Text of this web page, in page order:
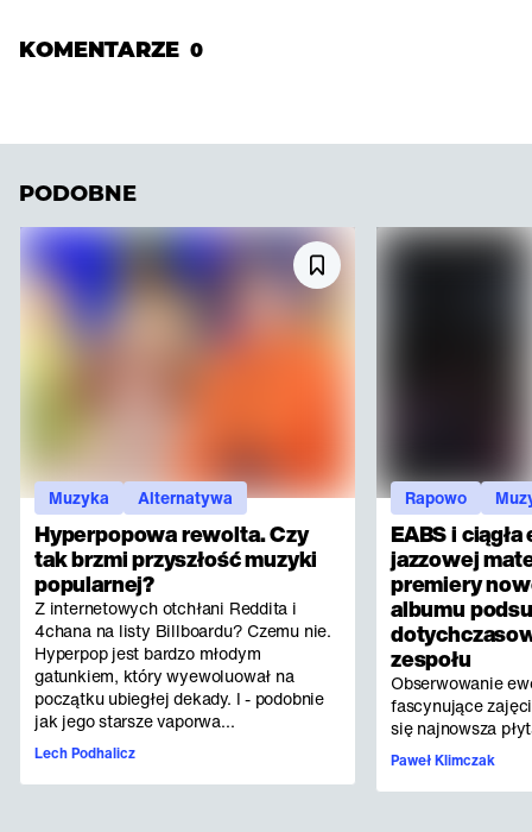
KOMENTARZE 0
PODOBNE
Hyperpopowa rewolta. Czy
tak brzmi przyszłość muzyki
popularnej?
Z internetowych otchłani Reddita i
4chana na listy Billboardu? Czemu nie.
Hyperpop jest bardzo młodym
gatunkiem, który wyewoluował na
początku ubiegłej dekady. I - podobnie
jak jego starsze vaporwa...
Lech Podhalicz
Muzyka Alternatywa
EABS i
jazzowej
premiery
albumu
zespołu
Obserwowanie
fascynujące
się najnowsza
Paweł Klimczak
Rapowo